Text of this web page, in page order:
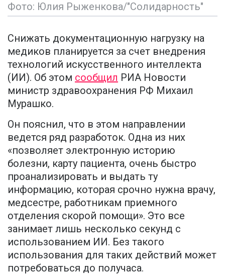
Фото: Юлия Рыженкова/"Солидарность"
Снижать документационную нагрузку на
медиков планируется за счет внедрения
технологий искусственного интеллекта
(ИИ). Об этом сообщил РИА Новости
министр здравоохранения РФ Михаил
Мурашко.
Он пояснил, что в этом направлении
ведется ряд разработок. Одна из них
«позволяет электронную историю
болезни, карту пациента, очень быстро
проанализировать и выдать ту
информацию, которая срочно нужна врачу,
медсестре, работникам приемного
отделения скорой помощи». Это все
занимает лишь несколько секунд с
использованием ИИ. Без такого
использования для таких действий может
потребоваться до получаса.